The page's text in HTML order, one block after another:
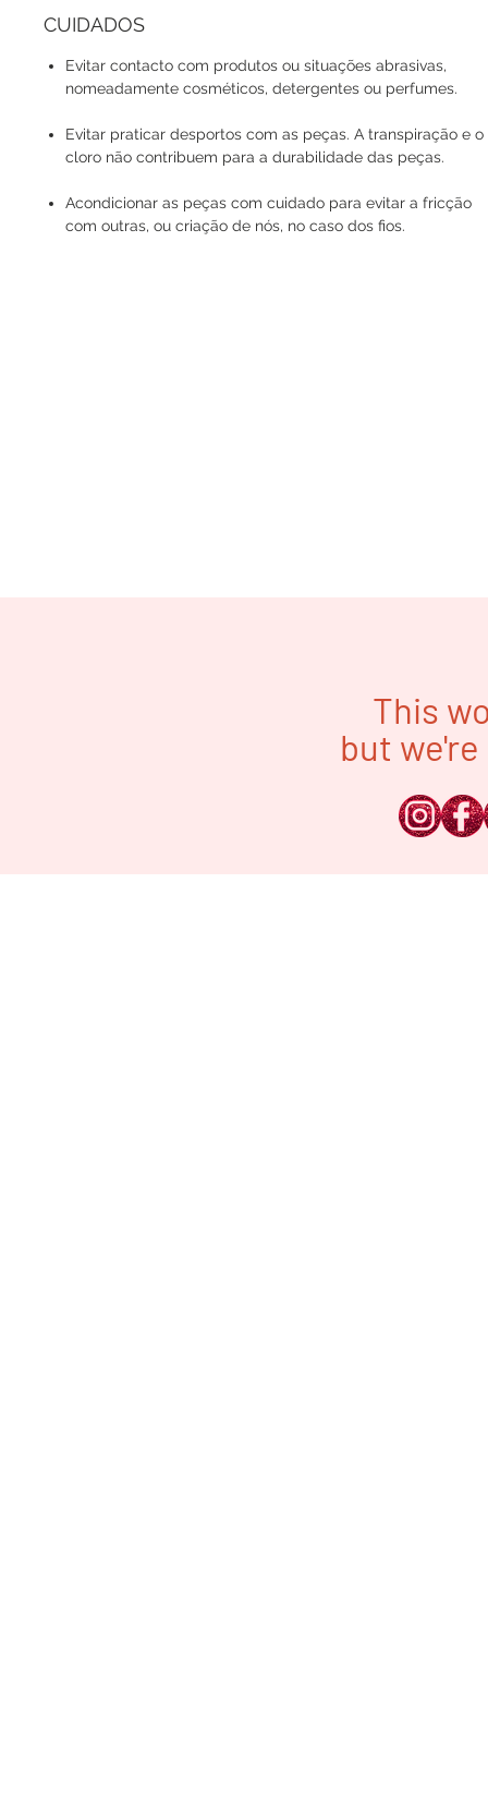
CUIDADOS
Evitar contacto com produtos ou situações abrasivas,
nomeadamente cosméticos, detergentes ou perfumes.
Evitar praticar desportos com as peças. A transpiração e o
cloro não contribuem para a durabilidade das peças.
Acondicionar as peças com cuidado para evitar a fricção
com outras, ou criação de nós, no caso dos fios.
This
but